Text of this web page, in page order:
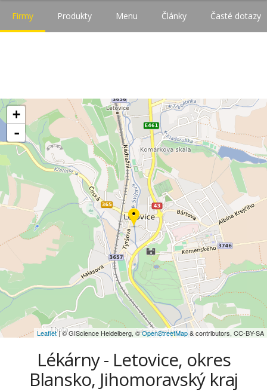
Firmy Produkty Menu Články Časté dotazy
+
-
Leaflet| © GIScience Heidelberg, ©OpenStreetMap& contributors, CC-BY-SA
Lékárny - Letovice, okres
Blansko, Jihomoravský kraj